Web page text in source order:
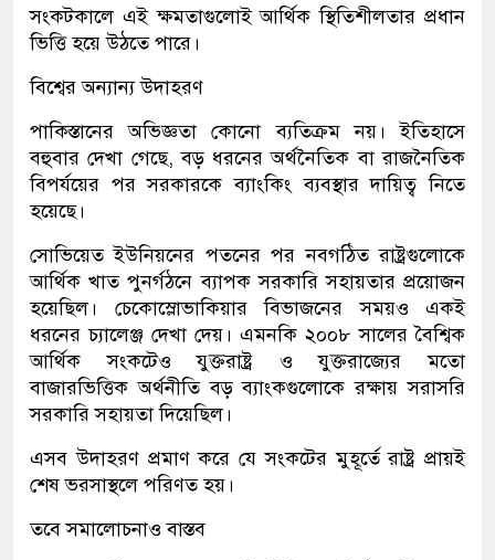
সংকটকালে এই ক্ষমতাগুলোই আর্থিক স্থিতিশীলতার প্রধান
ভিত্তি হয়ে উঠতে পারে।
বিশ্বের অন্যান্য উদাহরণ
পাকিস্তানের অভিজ্ঞতা কোনো ব্যতিক্রম নয়। ইতিহাসে
বহুবার দেখা গেছে, বড় ধরনের অর্থনৈতিক বা রাজনৈতিক
বিপর্যয়ের পর সরকারকে ব্যাংকিং ব্যবস্থার দায়িত্ব নিতে
হয়েছে।
সোভিয়েত ইউনিয়নের পতনের পর নবগঠিত রাষ্ট্রগুলোকে
আর্থিক খাত পুনর্গঠনে ব্যাপক সরকারি সহায়তার প্রয়োজন
হয়েছিল। চেকোস্লোভাকিয়ার বিভাজনের সময়ও একই
ধরনের চ্যালেঞ্জ দেখা দেয়। এমনকি ২০০৮ সালের বৈশ্বিক
আর্থিক সংকটেও যুক্তরাষ্ট্র ও যুক্তরাজ্যের মতো
বাজারভিত্তিক অর্থনীতি বড় ব্যাংকগুলোকে রক্ষায় সরাসরি
সরকারি সহায়তা দিয়েছিল।
এসব উদাহরণ প্রমাণ করে যে সংকটের মুহূর্তে রাষ্ট্র প্রায়ই
শেষ ভরসাস্থলে পরিণত হয়।
তবে সমালোচনাও বাস্তব